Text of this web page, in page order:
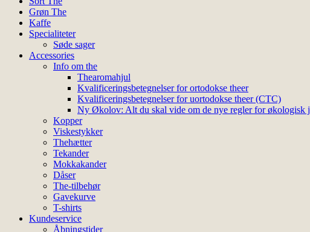
Grøn The
Kaffe
Specialiteter
Søde sager
Accessories
Info om the
Thearomahjul
Kvalificeringsbetegnelser for ortodokse theer
Kvalificeringsbetegnelser for uortodokse theer (CTC)
Ny Økolov: Alt du skal vide om de nye regler for økologisk
Kopper
Viskestykker
Thehætter
Tekander
Mokkakander
Dåser
The-tilbehør
Gavekurve
T-shirts
Kundeservice
Åbningstider